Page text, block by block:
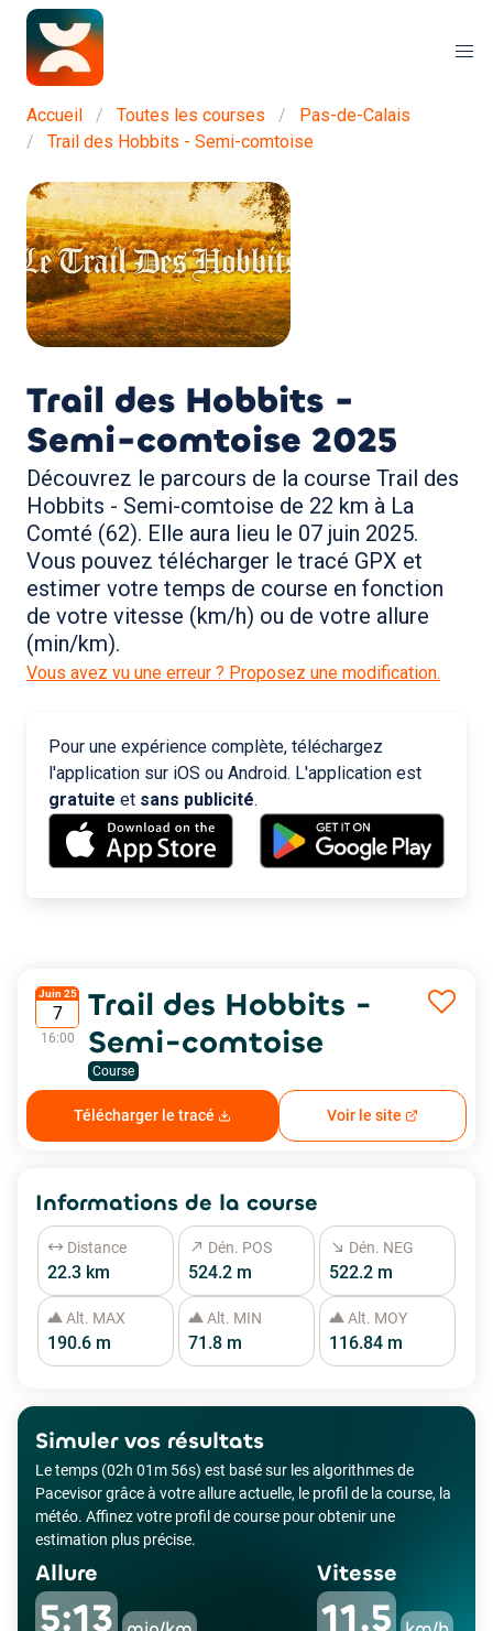
Accueil Toutes les courses
Pas-de-Calais
Trail des Hobbits - Semi-comtoise
Trail des Hobbits -
Semi-comtoise 2025
Découvrez le parcours de la course Trail des
Hobbits - Semi-comtoise de 22 km à La
Comté (62). Elle aura lieu le 07 juin 2025.
Vous pouvez télécharger le tracé GPX et
estimer votre temps de course en fonction
de votre vitesse (km/h) ou de votre allure
(min/km).
Vous avez vu une erreur ? Proposez une modification.
Pour une expérience complète, téléchargez
l'application sur iOS ou Android. L'application est
gratuite et sans publicité.